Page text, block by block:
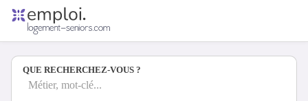
Offres d'emploi
Entreprises
Métiers
QUE RECHERCHEZ-VOUS ?
Métier, mot-clé...